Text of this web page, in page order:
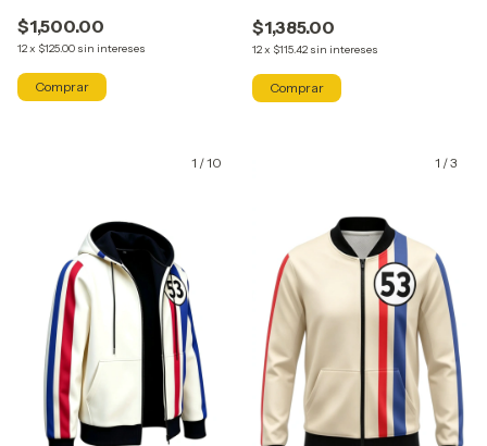
$1,500.00
12x $125.00 sin intereses
Comprar
$1,385.00
12x $115.42 sin intereses
Comprar
1 /10 1 /3